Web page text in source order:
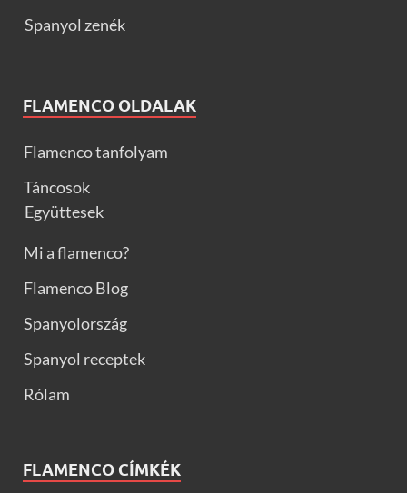
Spanyol zenék
FLAMENCO OLDALAK
Flamenco tanfolyam
Táncosok
Együttesek
Mi a flamenco?
Flamenco Blog
Spanyolország
Spanyol receptek
Rólam
FLAMENCO CÍMKÉK